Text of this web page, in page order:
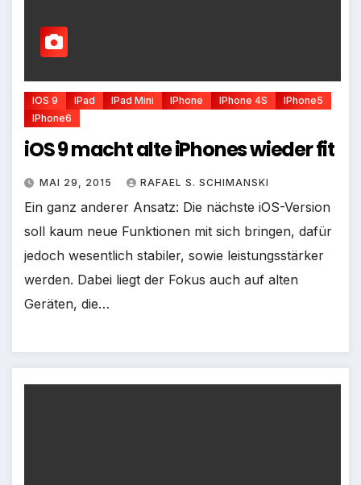
IOS 9 IPad IPad Mini IPhone IPhone 4S
IPhone5
IPhone6
iOS 9 macht alte iPhones wieder fit
MAI 29, 2015 RAFAEL S. SCHIMANSKI
Ein ganz anderer Ansatz: Die nächste iOS-Version
soll kaum neue Funktionen mit sich bringen, dafür
jedoch wesentlich stabiler, sowie leistungsstärker
werden. Dabei liegt der Fokus auch auf alten
Geräten, die…